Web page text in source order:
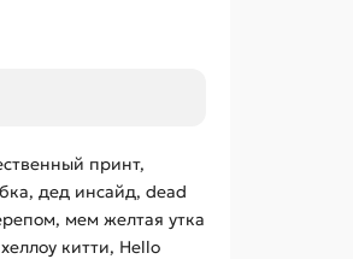
принт,
дед инсайд, dead
мем желтая утка
китти, Hello